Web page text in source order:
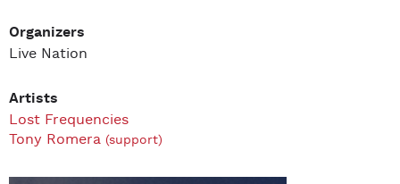
Organizers
Live Nation
Artists
Lost Frequencies
Tony Romera (support)